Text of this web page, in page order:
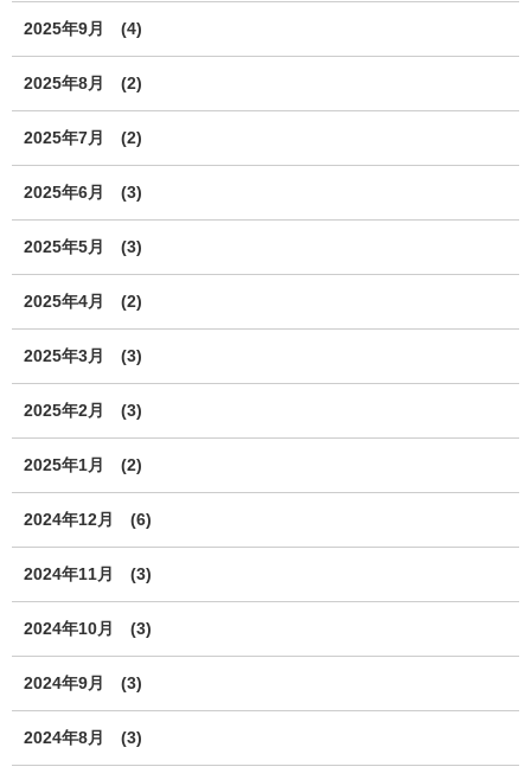
2025年9月 (4)
2025年8月 (2)
2025年7月 (2)
2025年6月 (3)
2025年5月 (3)
2025年4月 (2)
2025年3月 (3)
2025年2月 (3)
2025年1月 (2)
2024年12月 (6)
2024年11月 (3)
2024年10月 (3)
2024年9月 (3)
2024年8月 (3)